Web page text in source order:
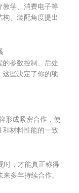
教学、消费电子等
、装配角度提出
的参数控制、后处
这些决定了你的项
形成紧密合作，使
和材料性能的一致
时，才能真正称得
来多年持续合作。